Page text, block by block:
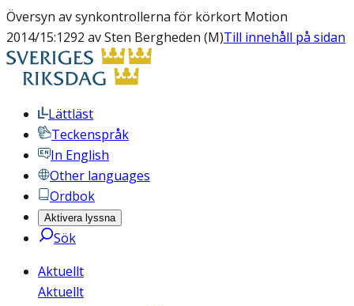
Översyn av synkontrollerna för körkort Motion
2014/15:1292 av Sten Bergheden (M)Till innehåll på sidan
Lättläst
Teckenspråk
In English
Other languages
Ordbok
Aktivera lyssna
Sök
Aktuellt
Aktuellt